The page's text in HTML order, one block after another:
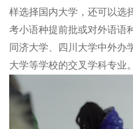
样选择国内大学，还可以选
考小语种提前批或对外语语
同济大学、四川大学中外办
大学等学校的交叉学科专业。